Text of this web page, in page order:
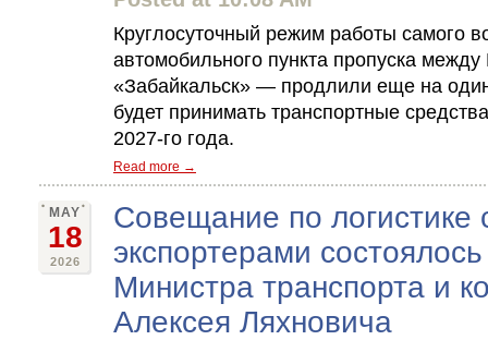
Круглосуточный режим работы самого
автомобильного пункта пропуска
«Забайкальск» — продлили еще на
будет принимать транспортные
2027-го года.
Read more →
MAY
18
2026
Cовещание по логистике
экспортерами
Министра транспорта и
Алексея Ляхновича